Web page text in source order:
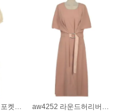
aw4261 카라더블포켓버튼원피스_연베이지
aw4252 라운드허리버클원피스_핑크